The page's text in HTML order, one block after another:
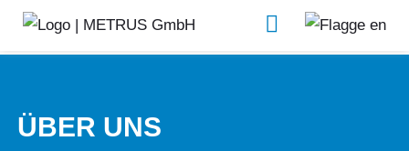
METRUS
Das Unternehmen
ÜBER UNS